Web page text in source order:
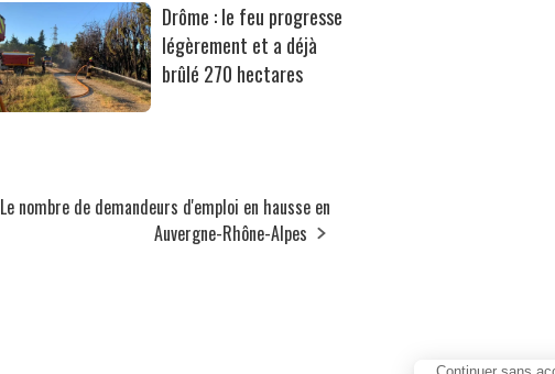
Drôme : le feu progresse
légèrement et a déjà
brûlé 270 hectares
Le nombre de demandeurs d'emploi en hausse en
Auvergne-Rhône-Alpes